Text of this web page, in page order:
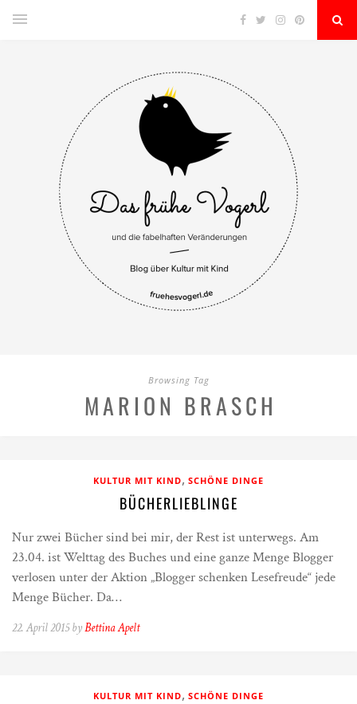
Browsing Tag
MARION BRASCH
KULTUR MIT KIND, SCHÖNE DINGE
BÜCHERLIEBLINGE
Nur zwei Bücher sind bei mir, der Rest ist unterwegs. Am
23.04. ist Welttag des Buches und eine ganze Menge Blogger
verlosen unter der Aktion „Blogger schenken Lesefreude“ jede
Menge Bücher. Da…
22. April 2015 byBettina Apelt
KULTUR MIT KIND, SCHÖNE DINGE